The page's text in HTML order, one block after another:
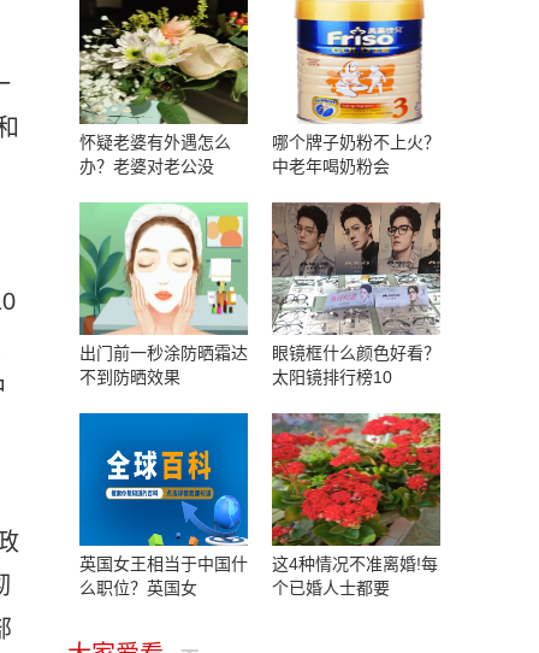
怀疑老婆有外遇怎么
办？老婆对老公没
哪个牌子奶粉不上火？
中老年喝奶粉会
出门前一秒涂防晒霜达
不到防晒效果
眼镜框什么颜色好看？
太阳镜排行榜10
英国女王相当于中国什
么职位？英国女
这4种情况不准离婚!每
个已婚人士都要